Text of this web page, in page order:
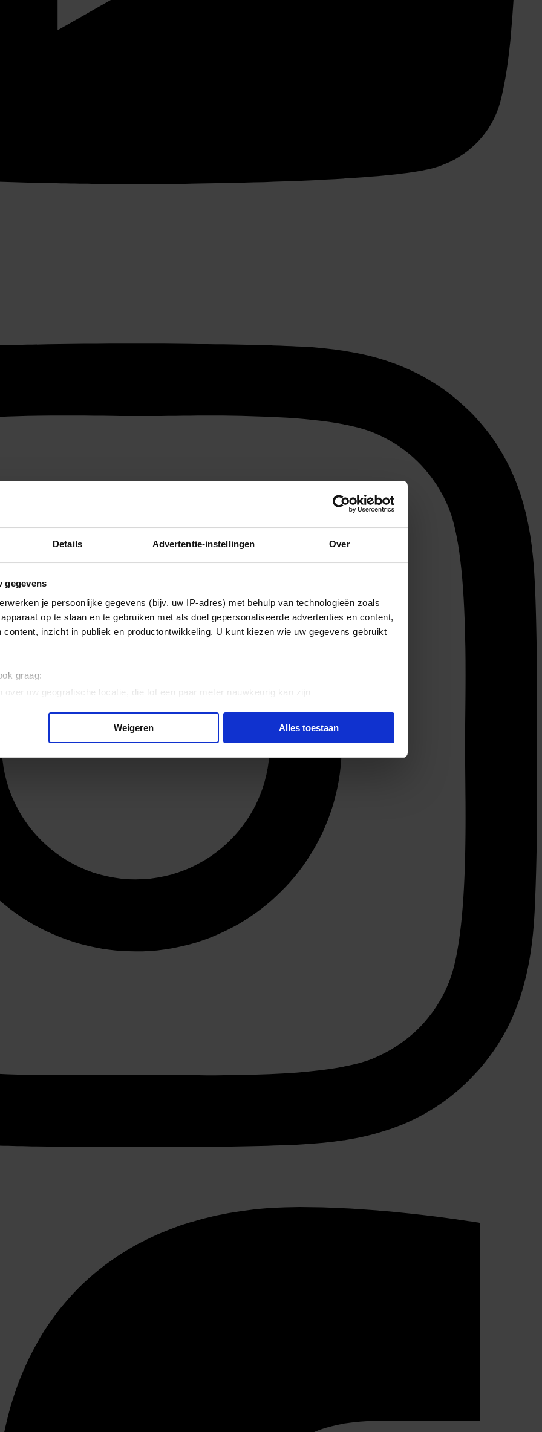
Details Advertentie-instellingen Over
gegevens
je persoonlijke gegevens (bijv. uw IP-adres) met behulp van technologieën zoals
op te slaan en te gebruiken met als doel gepersonaliseerde advertenties en content,
content, inzicht in publiek en productontwikkeling. U kunt kiezen wie uw gegevens gebruikt
graag:
over uw geografische locatie, die tot een paar meter nauwkeurig kan zijn
door het actief te scannen op specifieke eigenschappen (fingerprinting)
gegevens worden verwerkt en stel uw voorkeuren in het
detailgedeelte
en advertenties te personaliseren, om functies voor social media te bieden en om ons
Ook delen we informatie over uw gebruik van onze site met onze partners voor social
Deze partners kunnen deze gegevens combineren met andere informatie die u aan ze heeft
op basis van uw gebruik van hun services.
Weigeren Alles toestaan